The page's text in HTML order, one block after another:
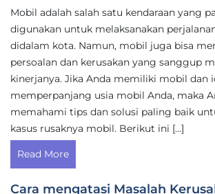
Mobil adalah salah satu kendaraan yang
digunakan untuk melaksanakan
didalam kota. Namun, mobil juga bisa
persoalan dan kerusakan yang sanggup
kinerjanya. Jika Anda memiliki mobil dan
memperpanjang usia mobil Anda, maka
memahami tips dan solusi paling baik
kasus rusaknya mobil. Berikut ini […]
Read More
Cara mengatasi Masalah